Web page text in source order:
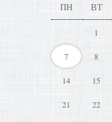
ПН ВТ
1
7 8
14 15
21 22